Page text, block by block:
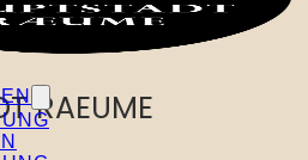
RAEUME